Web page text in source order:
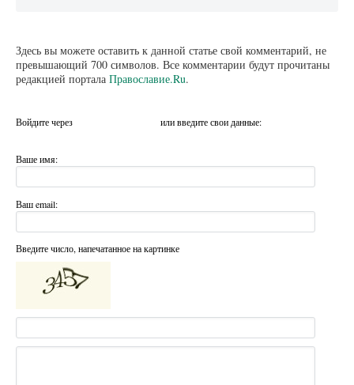
Здесь вы можете оставить к данной статье свой комментарий, не
превышающий 700 символов. Все комментарии будут прочитаны
редакцией портала Православие.Ru.
Войдите через или введите свои данные:
Ваше имя:
Ваш email:
Введите число, напечатанное на картинке